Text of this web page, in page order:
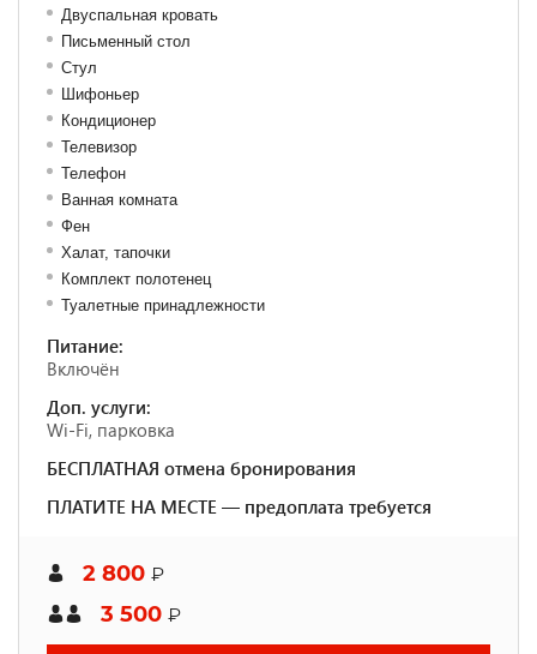
Двуспальная кровать
Письменный стол
Стул
Шифоньер
Кондиционер
Телевизор
Телефон
Ванная комната
Фен
Халат, тапочки
Комплект полотенец
Туалетные принадлежности
Питание:
Включён
Доп. услуги:
Wi-Fi, парковка
БЕСПЛАТНАЯ отмена бронирования
ПЛАТИТЕ НА МЕСТЕ — предоплата требуется
2 800 ₽
3 500 ₽